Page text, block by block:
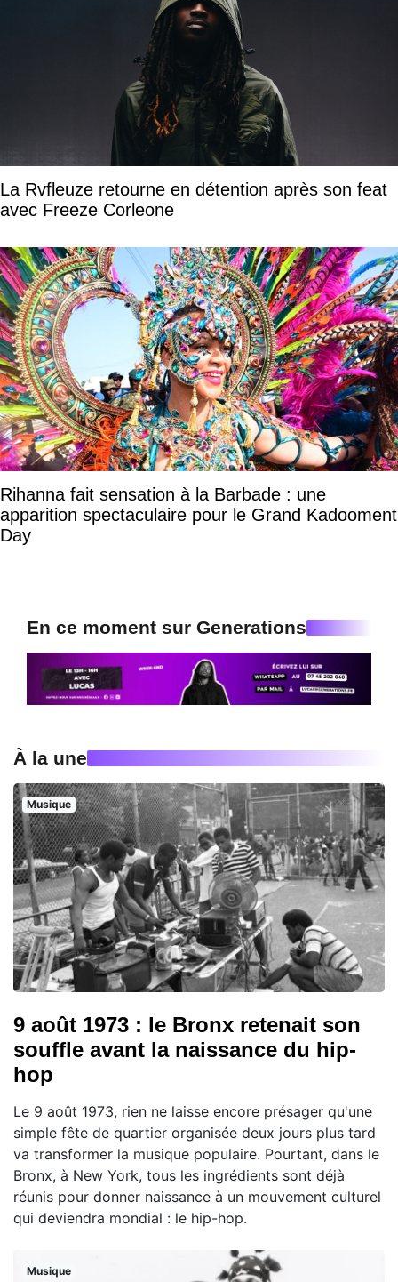
La Rvfleuze retourne en détention après son feat
avec Freeze Corleone
Rihanna fait sensation à la Barbade : une
apparition spectaculaire pour le Grand Kadooment
Day
En ce moment sur Generations
À la une
Musique
9 août 1973 : le Bronx retenait son
souffle avant la naissance du hip-
hop
Le 9 août 1973, rien ne laisse encore présager qu'une
simple fête de quartier organisée deux jours plus tard
va transformer la musique populaire. Pourtant, dans le
Bronx, à New York, tous les ingrédients sont déjà
réunis pour donner naissance à un mouvement culturel
qui deviendra mondial : le hip-hop.
Musique